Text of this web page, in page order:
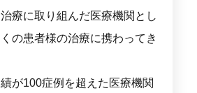
療に取り組んだ医療機関とし
の患者様の治療に携わってき
が100症例を超えた医療機関